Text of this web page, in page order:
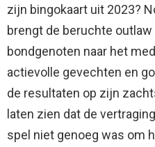
zijn bingokaart uit 2023?
brengt de beruchte
bondgenoten naar het
actievolle gevechten en
de resultaten op zijn
laten zien dat de
spel niet genoeg was om